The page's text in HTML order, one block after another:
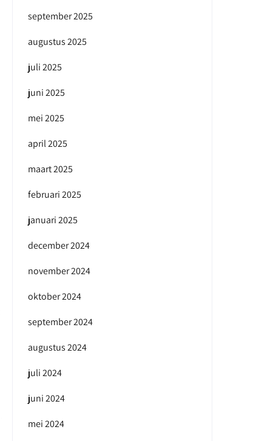
september 2025
augustus 2025
juli 2025
juni 2025
mei 2025
april 2025
maart 2025
februari 2025
januari 2025
december 2024
november 2024
oktober 2024
september 2024
augustus 2024
juli 2024
juni 2024
mei 2024